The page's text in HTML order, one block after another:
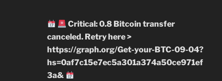
Critical: 0.8 Bitcoin transfer
canceled. Retry here >
https://graph.org/Get-your-BTC-09-04?
hs=0af7c15e7ec5a301a374a50ce971ef
3a&